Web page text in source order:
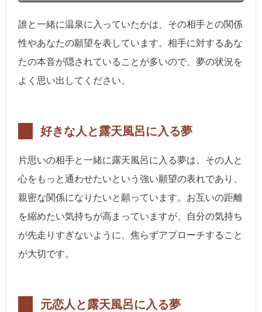
誰と一緒に温泉に入っていたかは、その相手との関係
性やあなたの願望を表しています。相手に対するあな
たの本音が隠されていることが多いので、夢の状況を
よく思い出してください。
好きな人と露天風呂に入る夢
片思いの相手と一緒に露天風呂に入る夢は、その人と
心をもっと通わせたいという強い願望の表れであり、
親密な関係になりたいと願っています。お互いの距離
を縮めたい気持ちが高まっていますが、自分の気持ち
が先走りすぎないように、焦らずアプローチすること
が大切です。
元恋人と露天風呂に入る夢